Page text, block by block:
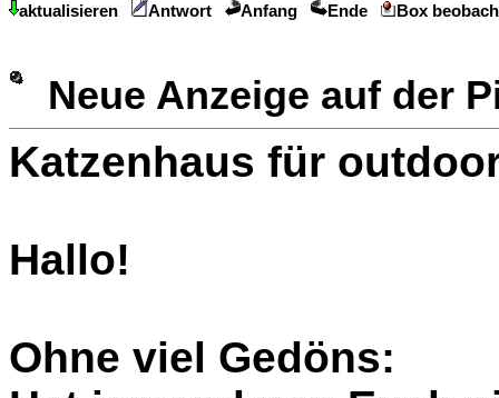
aktualisieren Antwort Anfang Ende Box
Neue Anzeige auf der
Katzenhaus für
Hallo!
Ohne viel Gedöns: